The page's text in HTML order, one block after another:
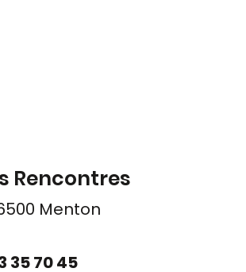
Rencontres
Menton
35 70 45